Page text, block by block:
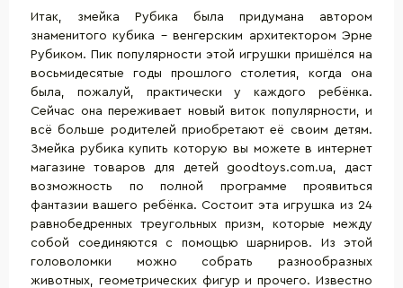
Итак, змейка Рубика была придумана автором
знаменитого кубика – венгерским архитектором Эрне
Рубиком. Пик популярности этой игрушки пришёлся на
восьмидесятые годы прошлого столетия, когда она
была, пожалуй, практически у каждого ребёнка.
Сейчас она переживает новый виток популярности, и
всё больше родителей приобретают её своим детям.
Змейка рубика купить которую вы можете в интернет
магазине товаров для детей goodtoys.com.ua, даст
возможность по полной программе проявиться
фантазии вашего ребёнка. Состоит эта игрушка из 24
равнобедренных треугольных призм, которые между
собой соединяются с помощью шарниров. Из этой
головоломки можно собрать разнообразных
животных, геометрических фигур и прочего. Известно